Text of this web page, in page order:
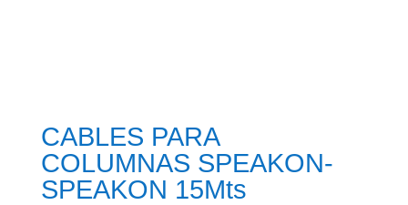
CABLES PARA
COLUMNAS SPEAKON-
SPEAKON 15Mts